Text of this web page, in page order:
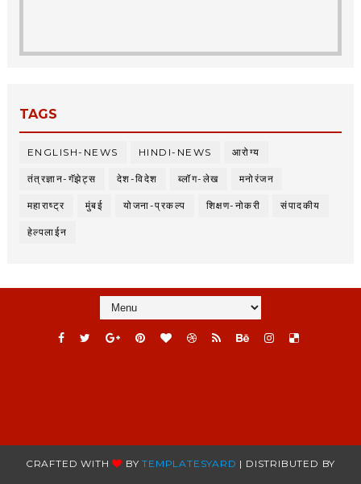
TAGS
ENGLISH-NEWS HINDI-NEWS आरोग्य
तंत्रज्ञान-गॅझेट्स देश-विदेश ब्लॉग-लेख मनोरंजन
महाराष्ट्र मुंबई योजना-प्रकल्प शिक्षण-नोकरी संपादकीय
हेल्पलाईन
CRAFTED WITH BYTEMPLATESYARD | DISTRIBUTED BY